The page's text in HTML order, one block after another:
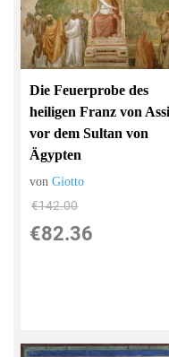
Die Feuerprobe des
heiligen Franz von
vor dem Sultan von
Ägypten
vonGiotto
€142.00
€82.36